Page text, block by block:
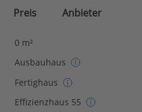
Preis Anbieter
0 m²
Ausbauhaus
Fertighaus
Effizienzhaus 55